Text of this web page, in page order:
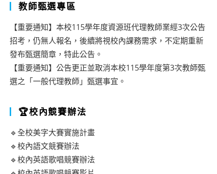
教師甄選專區
【重要通知】本校115學年度資源班代理教師業經3次公告
招考，仍無人報名，後續將視校內課務需求，不定期重新
發布甄選簡章，特此公告。
【重要通知】公告更正並取消本校115學年度第3次教師甄
選之「一般代理教師」甄選事宜。
🏆校內競賽辦法
🔹全校美字大賽實施計畫
🔹校內語文競賽辦法
🔹校內英語歌唱競賽辦法